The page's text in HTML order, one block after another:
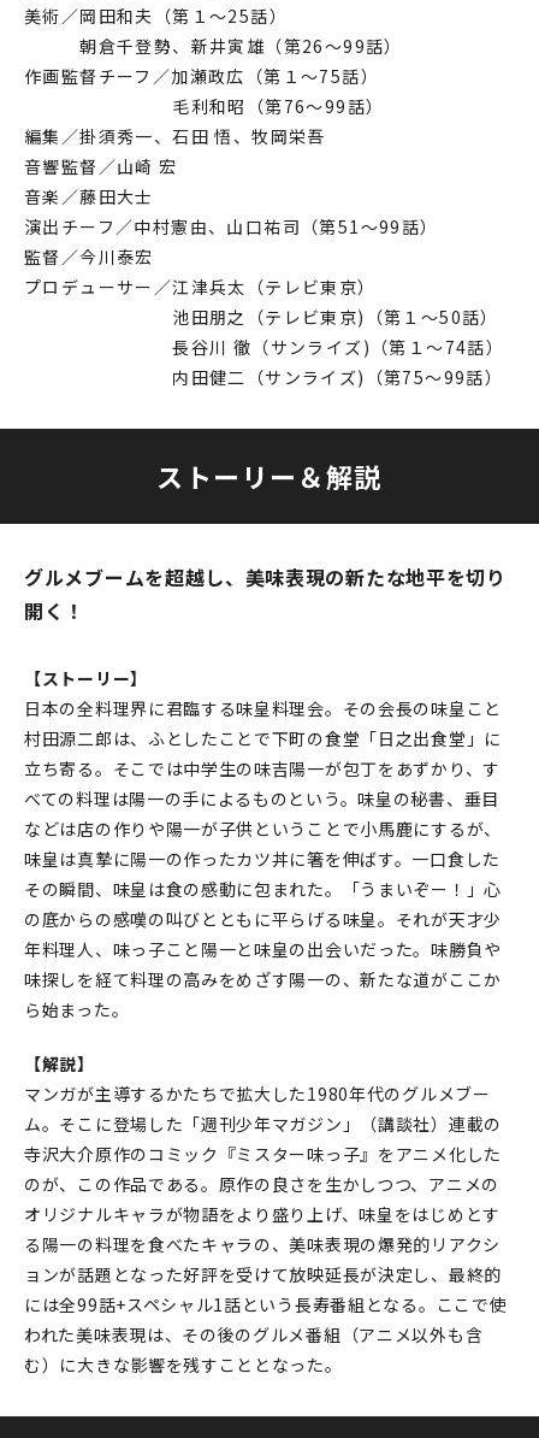
美術／岡田和夫（第１〜25話）
朝倉千登勢、新井寅雄（第26〜99話）
作画監督チーフ／加瀬政広（第１〜75話）
毛利和昭（第76〜99話）
編集／掛須秀一、石田 悟、牧岡栄吾
音響監督／山崎 宏
音楽／藤田大士
演出チーフ／中村憲由、山口祐司（第51〜99話）
監督／今川泰宏
プロデューサー／江津兵太（テレビ東京）
池田朋之（テレビ東京)（第１〜50話）
長谷川 徹（サンライズ)（第１〜74話）
内田健二（サンライズ)（第75〜99話）
ストーリー＆解説
グルメブームを超越し、美味表現の新たな地平を切り
開く！
【ストーリー】
日本の全料理界に君臨する味皇料理会。その会長の味皇こと
村田源二郎は、ふとしたことで下町の食堂「日之出食堂」に
立ち寄る。そこでは中学生の味吉陽一が包丁をあずかり、す
べての料理は陽一の手によるものという。味皇の秘書、垂目
などは店の作りや陽一が子供ということで小馬鹿にするが、
味皇は真摯に陽一の作ったカツ丼に箸を伸ばす。一口食した
その瞬間、味皇は食の感動に包まれた。「うまいぞー！」心
の底からの感嘆の叫びとともに平らげる味皇。それが天才少
年料理人、味っ子こと陽一と味皇の出会いだった。味勝負や
味探しを経て料理の高みをめざす陽一の、新たな道がここか
ら始まった。
【解説】
マンガが主導するかたちで拡大した1980年代のグルメブー
ム。そこに登場した「週刊少年マガジン」（講談社）連載の
寺沢大介原作のコミック『ミスター味っ子』をアニメ化した
のが、この作品である。原作の良さを生かしつつ、アニメの
オリジナルキャラが物語をより盛り上げ、味皇をはじめとす
る陽一の料理を食べたキャラの、美味表現の爆発的リアクシ
ョンが話題となった好評を受けて放映延長が決定し、最終的
には全99話+スペシャル1話という長寿番組となる。ここで使
われた美味表現は、その後のグルメ番組（アニメ以外も含
む）に大きな影響を残すこととなった。